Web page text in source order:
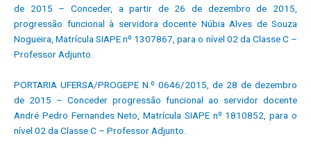
de 2015 – Conceder, a partir de 26 de dezembro de 2015,
progressão funcional à servidora docente Núbia Alves de Souza
Nogueira, Matrícula SIAPE nº 1307867, para o nível 02 da Classe C –
Professor Adjunto.
PORTARIA UFERSA/PROGEPE N.º 0646/2015, de 28 de dezembro
de 2015 – Conceder progressão funcional ao servidor docente
André Pedro Fernandes Neto, Matrícula SIAPE nº 1810852, para o
nível 02 da Classe C – Professor Adjunto.